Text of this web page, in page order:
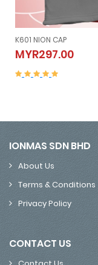
K605 NION
IONMAS SDN BHD
About Us
Terms & Conditions
Privacy Policy
CONTACT US